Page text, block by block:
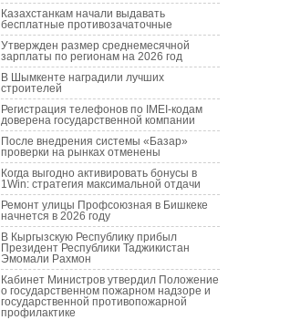
Казахстанкам начали выдавать
бесплатные противозачаточные
Утвержден размер среднемесячной
зарплаты по регионам на 2026 год
В Шымкенте наградили лучших
строителей
Регистрация телефонов по IMEI-кодам
доверена государственной компании
После внедрения системы «Базар»
проверки на рынках отменены
Когда выгодно активировать бонусы в
1Win: стратегия максимальной отдачи
Ремонт улицы Профсоюзная в Бишкеке
начнется в 2026 году
В Кыргызскую Республику прибыл
Президент Республики Таджикистан
Эмомали Рахмон
Кабинет Министров утвердил Положение
о государственном пожарном надзоре и
государственной противопожарной
профилактике